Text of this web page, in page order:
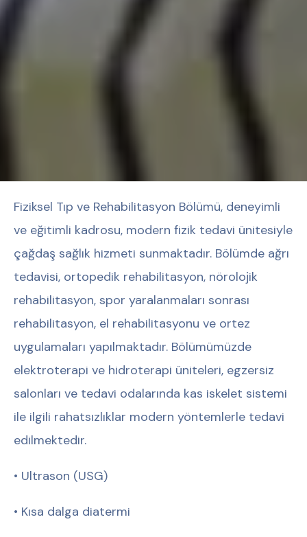
Fiziksel Tıp ve Rehabilitasyon Bölümü, deneyimli
ve eğitimli kadrosu, modern fizik tedavi ünitesiyle
çağdaş sağlık hizmeti sunmaktadır. Bölümde ağrı
tedavisi, ortopedik rehabilitasyon, nörolojik
rehabilitasyon, spor yaralanmaları sonrası
rehabilitasyon, el rehabilitasyonu ve ortez
uygulamaları yapılmaktadır. Bölümümüzde
elektroterapi ve hidroterapi üniteleri, egzersiz
salonları ve tedavi odalarında kas iskelet sistemi
ile ilgili rahatsızlıklar modern yöntemlerle tedavi
edilmektedir.
• Ultrason (USG)
• Kısa dalga diatermi